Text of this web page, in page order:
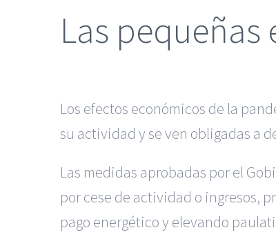
Las
Los efectos económicos de la
su actividad y se ven obligadas a
Las medidas aprobadas por el
por cese de actividad o ingresos,
pago energético y elevando